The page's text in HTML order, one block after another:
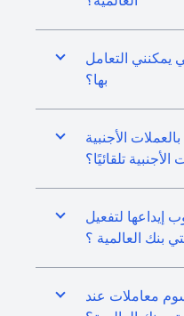
يمكنني التعامل
بها؟
الأجنبية
تلقائيًا؟
إيداعها لتفعيل
بنك العالمية ؟
معاملات عند